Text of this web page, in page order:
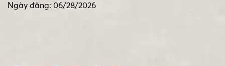
Ngày đăng: 06/28/2026